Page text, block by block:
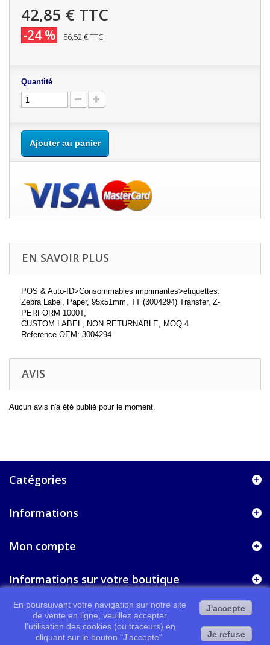
42,85 € TTC
-24 % 56,52 €TTC
Quantité
Ajouter au panier
EN SAVOIR PLUS
POS & Auto-ID>Consommables imprimantes>etiquettes:
Zebra Label, Paper, 95x51mm, TT (3004294) Transfer, Z-
PERFORM 1000T,
CUSTOM LABEL, NON RETURNABLE, MOQ 4
Reference OEM: 3004294
AVIS
Aucun avis n'a été publié pour le moment.
Catégories
Informations
Mon compte
Informations sur votre boutique
En poursuivant votre navigation sur notre site
de vente en ligne, veuillez accepter
l’utilisation des cookies (ou traceurs) en
cliquant sur le bouton "J'accepte"
J'accepte
Je refuse